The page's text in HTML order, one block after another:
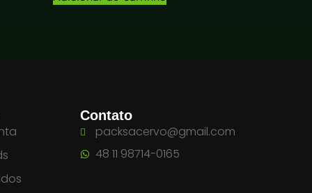
Contato
packsacervo@gmail.com
48 11 98714-0165